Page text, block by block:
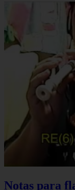
Notas para